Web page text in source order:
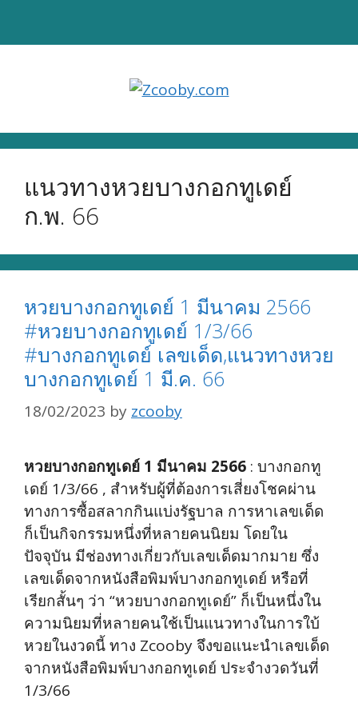
แนวทางหวยบางกอกทูเดย์
ก.พ. 66
หวยบางกอกทูเดย์ 1 มีนาคม 2566
#หวยบางกอกทูเดย์ 1/3/66
#บางกอกทูเดย์ เลขเด็ด,แนวทางหวย
บางกอกทูเดย์ 1 มี.ค. 66
18/02/2023 by zcooby
หวยบางกอกทูเดย์ 1 มีนาคม 2566 : บางกอกทู
เดย์ 1/3/66 , สำหรับผู้ที่ต้องการเสี่ยงโชคผ่าน
ทางการซื้อสลากกินแบ่งรัฐบาล การหาเลขเด็ด
ก็เป็นกิจกรรมหนึ่งที่หลายคนนิยม โดยใน
ปัจจุบัน มีช่องทางเกี่ยวกับเลขเด็ดมากมาย ซึ่ง
เลขเด็ดจากหนังสือพิมพ์บางกอกทูเดย์ หรือที่
เรียกสั้นๆ ว่า “หวยบางกอกทูเดย์” ก็เป็นหนึ่งใน
ความนิยมที่หลายคนใช้เป็นแนวทางในการใบ้
หวยในงวดนี้ ทาง Zcooby จึงขอแนะนำเลขเด็ด
จากหนังสือพิมพ์บางกอกทูเดย์ ประจำงวดวันที่
1/3/66